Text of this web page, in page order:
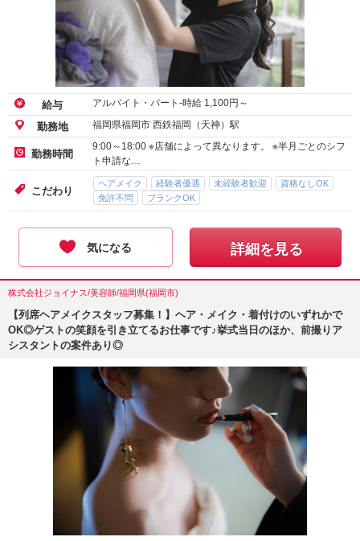
給与 アルバイト・パート-時給 1,100円～
勤務地 福岡県福岡市 西鉄福岡（天神）駅
勤務時間
9:00～18:00 ※店舗によって異なります。 ※半月ごとのシフ
ト申請な…
こだわり
ヘアメイク 経験者優遇 未経験者歓迎
資格なしOK
免許不問
ブランクOK
気になる 詳細を見る
株式会社ジョイナス/美容師/福岡県(福岡市)
【列席ヘアメイクスタッフ募集！】ヘア・メイク・着付けのいずれかで
OK◎ゲストの笑顔を引き立てるお仕事です♪挙式当日のほか、前撮りア
シスタントの案件あり◎